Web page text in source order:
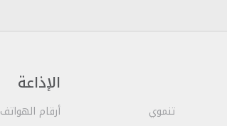
تنموي
الإذاعة
أرقام الهواتف